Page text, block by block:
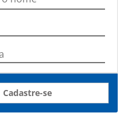
Cadastre-se